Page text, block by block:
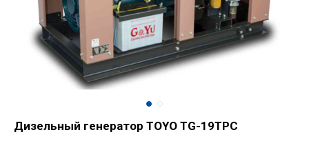
Дизельный генератор TOYO TG-19TPC